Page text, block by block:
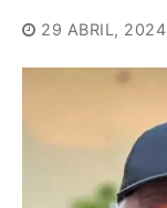
29 ABRIL, 2024